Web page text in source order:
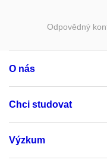
Odpovědný
O nás
Chci studovat
Výzkum